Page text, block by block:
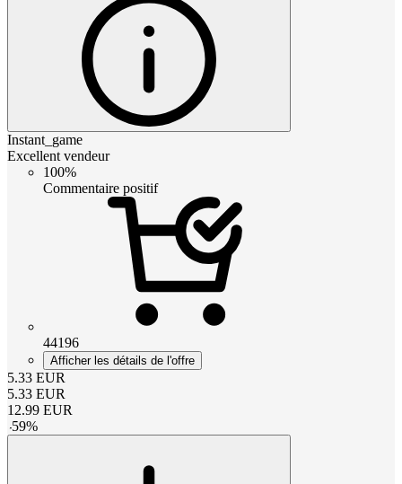
Instant_game
Excellent vendeur
100%
Commentaire positif
44196
Afficher les détails de l'offre
5.33 EUR
5.33 EUR
12.99 EUR
-59%